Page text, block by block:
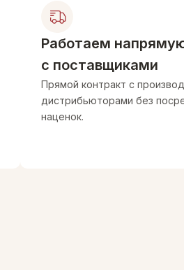
Работаем
с поставщиками
Прямой контракт с
дистрибьюторами без
наценок.